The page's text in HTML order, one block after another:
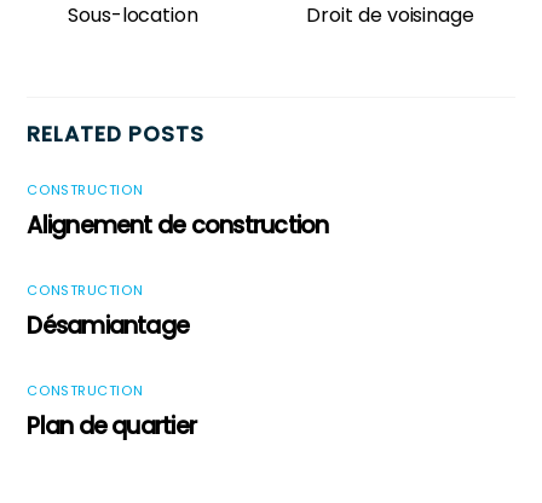
Sous-location Droit de voisinage
RELATED POSTS
CONSTRUCTION
Alignement de construction
CONSTRUCTION
Désamiantage
CONSTRUCTION
Plan de quartier